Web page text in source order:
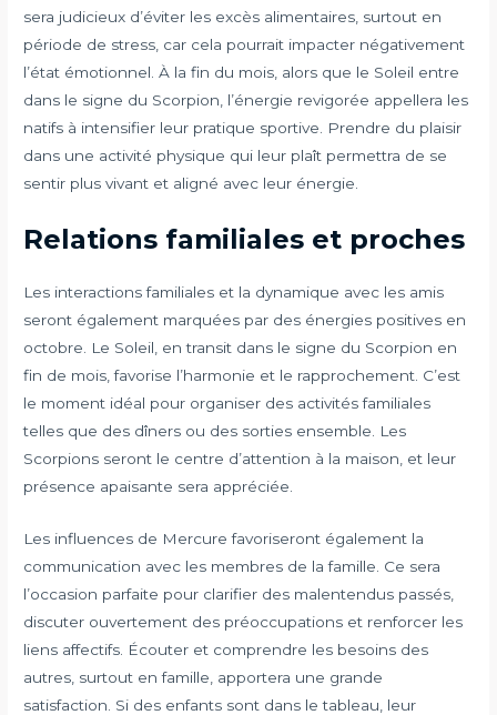
sera judicieux d’éviter les excès alimentaires, surtout en
période de stress, car cela pourrait impacter négativement
l’état émotionnel. À la fin du mois, alors que le Soleil entre
dans le signe du Scorpion, l’énergie revigorée appellera les
natifs à intensifier leur pratique sportive. Prendre du plaisir
dans une activité physique qui leur plaît permettra de se
sentir plus vivant et aligné avec leur énergie.
Relations familiales et proches
Les interactions familiales et la dynamique avec les amis
seront également marquées par des énergies positives en
octobre. Le Soleil, en transit dans le signe du Scorpion en
fin de mois, favorise l’harmonie et le rapprochement. C’est
le moment idéal pour organiser des activités familiales
telles que des dîners ou des sorties ensemble. Les
Scorpions seront le centre d’attention à la maison, et leur
présence apaisante sera appréciée.
Les influences de Mercure favoriseront également la
communication avec les membres de la famille. Ce sera
l’occasion parfaite pour clarifier des malentendus passés,
discuter ouvertement des préoccupations et renforcer les
liens affectifs. Écouter et comprendre les besoins des
autres, surtout en famille, apportera une grande
satisfaction. Si des enfants sont dans le tableau, leur